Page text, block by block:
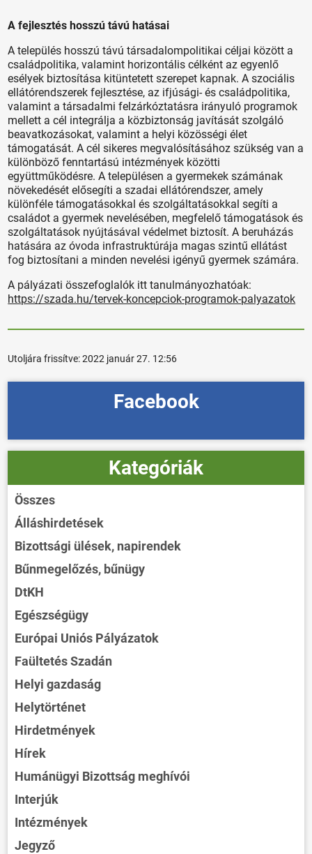
A fejlesztés hosszú távú hatásai
A település hosszú távú társadalompolitikai céljai között a
családpolitika, valamint horizontális célként az egyenlő
esélyek biztosítása kitüntetett szerepet kapnak. A szociális
ellátórendszerek fejlesztése, az ifjúsági- és családpolitika,
valamint a társadalmi felzárkóztatásra irányuló programok
mellett a cél integrálja a közbiztonság javítását szolgáló
beavatkozásokat, valamint a helyi közösségi élet
támogatását. A cél sikeres megvalósításához szükség van a
különböző fenntartású intézmények közötti
együttműködésre. A településen a gyermekek számának
növekedését elősegíti a szadai ellátórendszer, amely
különféle támogatásokkal és szolgáltatásokkal segíti a
családot a gyermek nevelésében, megfelelő támogatások és
szolgáltatások nyújtásával védelmet biztosít. A beruházás
hatására az óvoda infrastruktúrája magas szintű ellátást
fog biztosítani a minden nevelési igényű gyermek számára.
A pályázati összefoglalók itt tanulmányozhatóak:
https://szada.hu/tervek-koncepciok-programok-palyazatok
Utoljára frissítve:2022 január 27. 12:56
Facebook
Kategóriák
Összes
Álláshirdetések
Bizottsági ülések, napirendek
Bűnmegelőzés, bűnügy
DtKH
Egészségügy
Európai Uniós Pályázatok
Faültetés Szadán
Helyi gazdaság
Helytörténet
Hirdetmények
Hírek
Humánügyi Bizottság meghívói
Interjúk
Intézmények
Jegyző